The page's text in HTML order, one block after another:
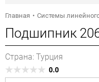
Главная Системы
Подшипник
Страна: Турция
0.0